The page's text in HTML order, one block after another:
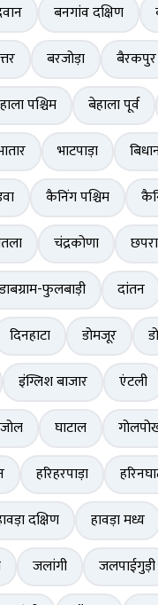
बनगांव दक्षिण
बरजोड़ा बैरकपुर
पश्चिम बेहाला पूर्व
भाटपाड़ा
कैनिंग पश्चिम
चंद्रकोणा छपरा
डाबग्राम-फुलबाड़ी दांतन
दिनहाटा डोमजूर
इंग्लिश बाजार एंटली
घाटाल
हरिहरपाड़ा
दक्षिण हावड़ा मध्य
जलांगी जलपाईगुड़ी